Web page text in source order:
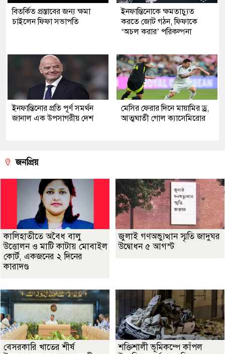
বিতর্কিত প্রস্তাবের জন্য ক্ষমা
চাইলেন ফিফা সভাপতি
ইনফান্তিনোকে ক্ষমতাচ্যুত
করতে জোট গঠন, ফিফাকে
‘অচল করার’ পরিকল্পনা
ইনফান্তিনোর প্রতি পূর্ণ সমর্থন
জানাল এক উপসাগরীয় দেশ
মেসির ফেরার দিনে মায়ামির ড্র,
আত্মঘাতী গোল ক্যাসেমিরোর
জনপ্রিয়
কালিহাতীতে অবৈধ বালু
উত্তোলন ও মাটি কাটায় মোবাইল
কোর্ট, একজনের ২ দিনের
কারাদণ্ড
জুলাই গণঅভ্যুত্থান স্মৃতি জাদুঘর
উদ্বোধন ৫ আগস্ট
বেসরকারি খাতের শীর্ষ
শক্তিশালী ভূমিকম্পে কাঁপল